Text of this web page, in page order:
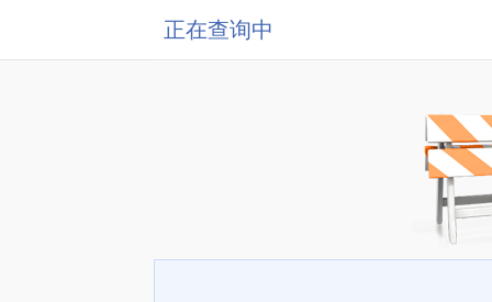
正在查询中